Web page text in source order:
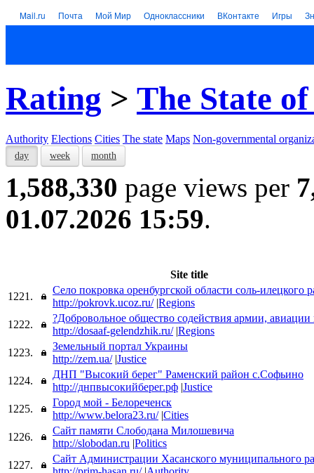
Mail.ru Почта Мой Мир Одноклассники ВКонтакте Игры
Rating > The State
Authority Elections Cities The state Maps Non-governmental
day week month
1,588,330 page views per
01.07.2026 15:59.
Site title
1221.
Село покровка оренбургской области соль-илецкого
http://pokrovk.ucoz.ru/ |Regions
1222.
?Добровольное общество содействия армии,
http://dosaaf-gelendzhik.ru/ |Regions
1223.
Земельный портал Украины
http://zem.ua/ |Justice
1224.
ДНП "Высокий берег" Раменский район с.Софьино
http://днпвысокийберег.рф |Justice
1225.
Город мой - Белореченск
http://www.belora23.ru/ |Cities
1226.
Сайт памяти Слободана Милошевича
http://slobodan.ru |Politics
1227.
Сайт Администрации Хасанского муниципального